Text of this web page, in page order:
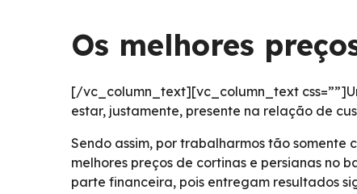
Os melhores
[/vc_column_text][vc_column_text
estar, justamente, presente na relação de
Sendo assim, por trabalharmos tão somente
melhores preços de cortinas e persianas no
parte financeira, pois entregam resultados